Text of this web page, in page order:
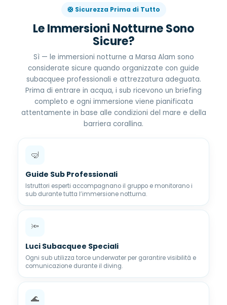
🛟 Sicurezza Prima di Tutto
Le Immersioni Notturne Sono
Sicure?
Sì — le immersioni notturne a Marsa Alam sono
considerate sicure quando organizzate con guide
subacquee professionali e attrezzatura adeguata.
Prima di entrare in acqua, i sub ricevono un briefing
completo e ogni immersione viene pianificata
attentamente in base alle condizioni del mare e della
barriera corallina.
🤿
Guide Sub Professionali
Istruttori esperti accompagnano il gruppo e monitorano i
sub durante tutta l’immersione notturna.
🔦
Luci Subacquee Speciali
Ogni sub utilizza torce underwater per garantire visibilità e
comunicazione durante il diving.
🌊